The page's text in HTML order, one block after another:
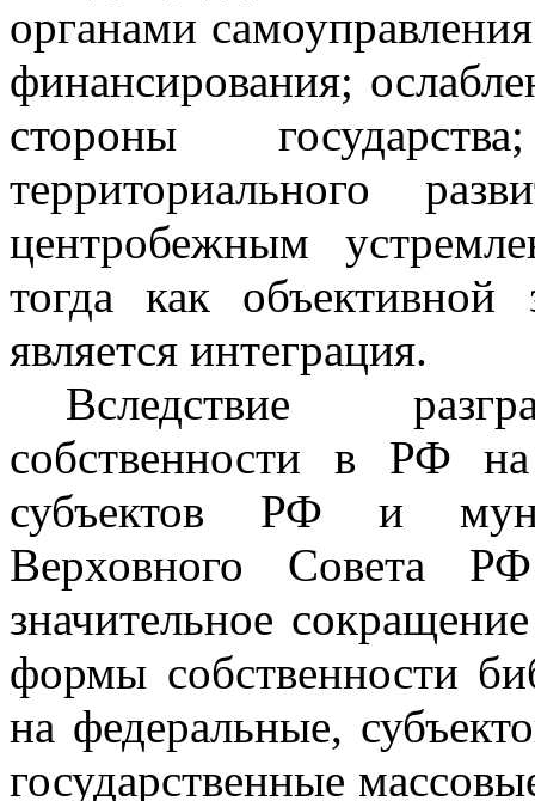
органами
финансирования;
стороны
территориального
центробежным
тогда как объективной
является интеграция.
Вследствие
собственности в РФ на
субъектов РФ и
Верховного Совета
значительное
формы собственности
на федеральные,
государственные